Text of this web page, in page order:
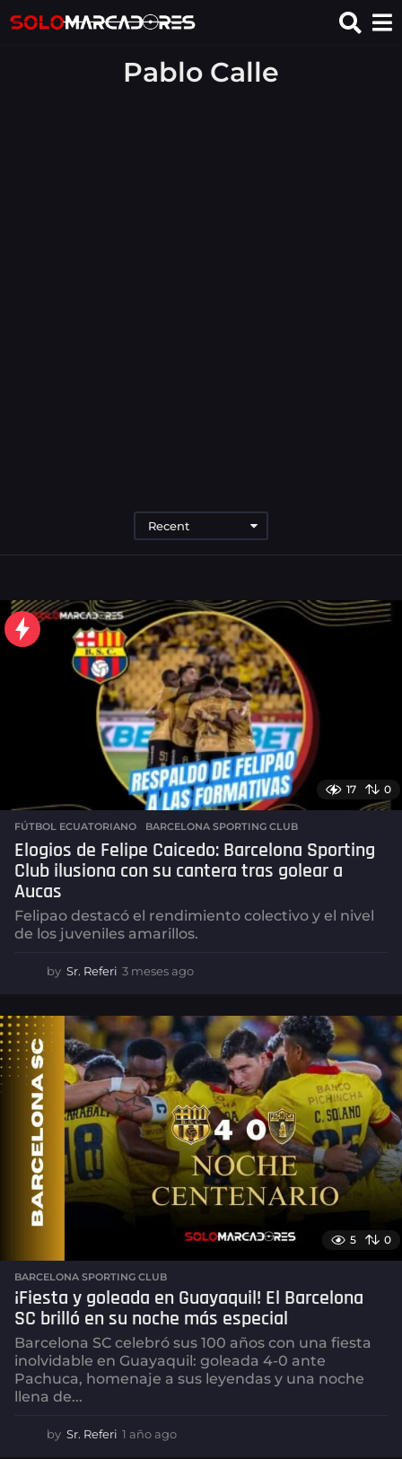
Pablo Calle
Recent
17 0
FÚTBOL ECUATORIANO ,BARCELONA SPORTING CLUB
Elogios de Felipe Caicedo: Barcelona Sporting
Club ilusiona con su cantera tras golear a
Aucas
Felipao destacó el rendimiento colectivo y el nivel
de los juveniles amarillos.
by Sr. Referi 3 meses ago
s
s
o
5 0
BARCELONA SPORTING CLUB
¡Fiesta y goleada en Guayaquil! El Barcelona
SC brilló en su noche más especial
Barcelona SC celebró sus 100 años con una fiesta
inolvidable en Guayaquil: goleada 4-0 ante
Pachuca, homenaje a sus leyendas y una noche
llena de...
by Sr. Referi 1 año ago